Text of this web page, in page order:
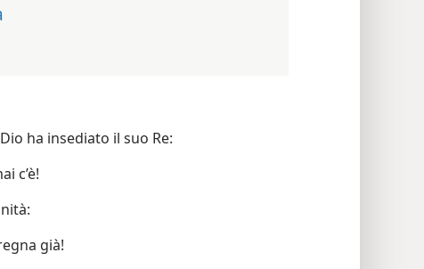
ha insediato il suo Re:
c’è!
già!